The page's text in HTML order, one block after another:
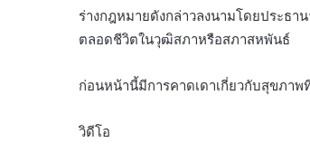
ร่างกฎหมายดังกล่าวลงนามโดยประธ
ตลอดชีวิตในวุฒิสภาหรือสภาสหพันธ์
ก่อนหน้านี้มีการคาดเดาเกี่ยวกับสุขภา
วิดีโอ